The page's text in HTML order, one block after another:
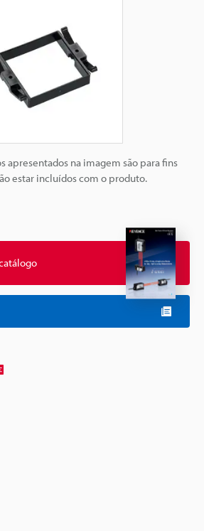
apresentados na imagem são para fins
estar incluídos com o produto.